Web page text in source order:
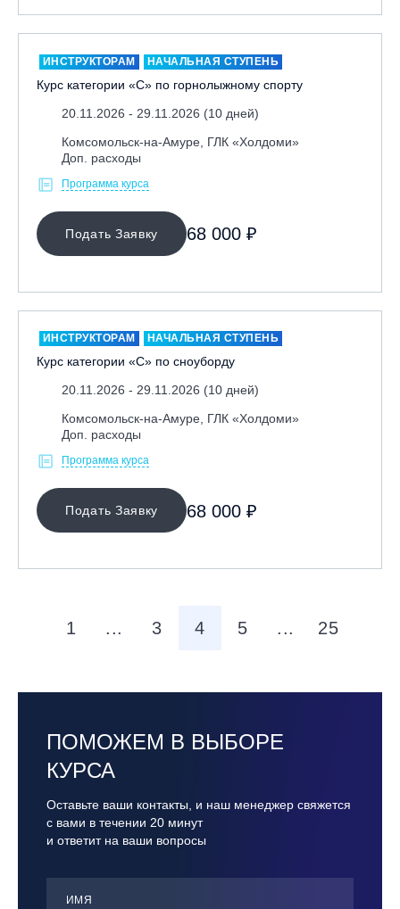
ИНСТРУКТОРАМ НАЧАЛЬНАЯ СТУПЕНЬ
Курс категории «С» по горнолыжному спорту
20.11.2026 - 29.11.2026 (10 дней)
Комсомольск-на-Амуре, ГЛК «Холдоми»
Доп. расходы
Программа курса
Подать Заявку 68 000 ₽
ИНСТРУКТОРАМ НАЧАЛЬНАЯ СТУПЕНЬ
Курс категории «С» по сноуборду
20.11.2026 - 29.11.2026 (10 дней)
Комсомольск-на-Амуре, ГЛК «Холдоми»
Доп. расходы
Программа курса
Подать Заявку 68 000 ₽
1 ... 3 4 5 ... 25
ПОМОЖЕМ В ВЫБОРЕ
КУРСА
Оставьте ваши контакты, и наш менеджер свяжется
с вами в течении 20 минут
и ответит на ваши вопросы
ИМЯ